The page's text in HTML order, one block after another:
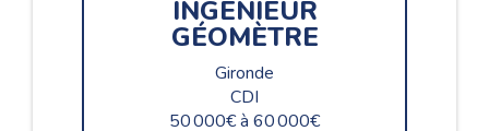
INGÉNIEUR
GÉOMÈTRE
Gironde
CDI
50 000 à 60 000